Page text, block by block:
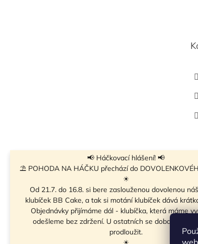
📢 Háčkovací hlášení! 📢
⛱ POHODA NA HÁČKU přechází do
☀
Od 21.7. do 16.8. si bere zaslouženou dovolenou
klubíček BB Cake, a tak si motání klubíček dává
Objednávky přijímáme dál - klubíčka, která máme
odešleme bez zdržení. U ostatních se doba odeslání
prodloužit.